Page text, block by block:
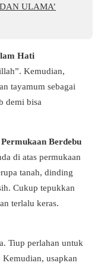
ULAMA’
Hati
Kemudian,
tayamum sebagai
demi bisa
Berdebu
di atas permukaan
tanah, dinding
Cukup tepukkan
terlalu keras.
Tiup perlahan untuk
usapkan